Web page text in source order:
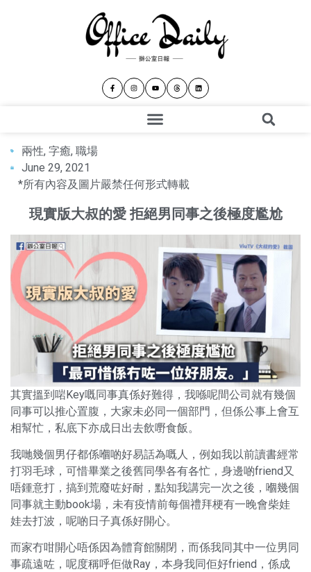
兩性, 字癒, 職場
June 29, 2021
*所有內容及圖片嚴禁任何形式轉載
現實版大叔的愛 拒絕男同事之後極度尷尬
其實搵到啱Key嘅同事真係好難得，我喺呢間公司就有幾個
同事可以推心置腹，大家未必同一個部門，但係公事上會互
相幫忙，私底下亦成日出去飲嘢食飯。
我哋幾個男仔都係嗰啲好易話為嘅人，例如我以前讀書經常
打羽毛球，可惜畢業之後舊同學各有各忙，身邊啲friend又
唔鍾意打，搞到荒廢咗好耐，點知我講完一次之後，嗰幾個
同事就主動book場，未有疫情前每個禮拜梗有一晚會柴娃
娃去打波，呢啲日子真係好開心。
而家冇咁開心唔係因為體育館關閉，而係我同其中一位男同
事疏遠咗，呢度稱呼佢做Ray，本身我同佢好friend，係成